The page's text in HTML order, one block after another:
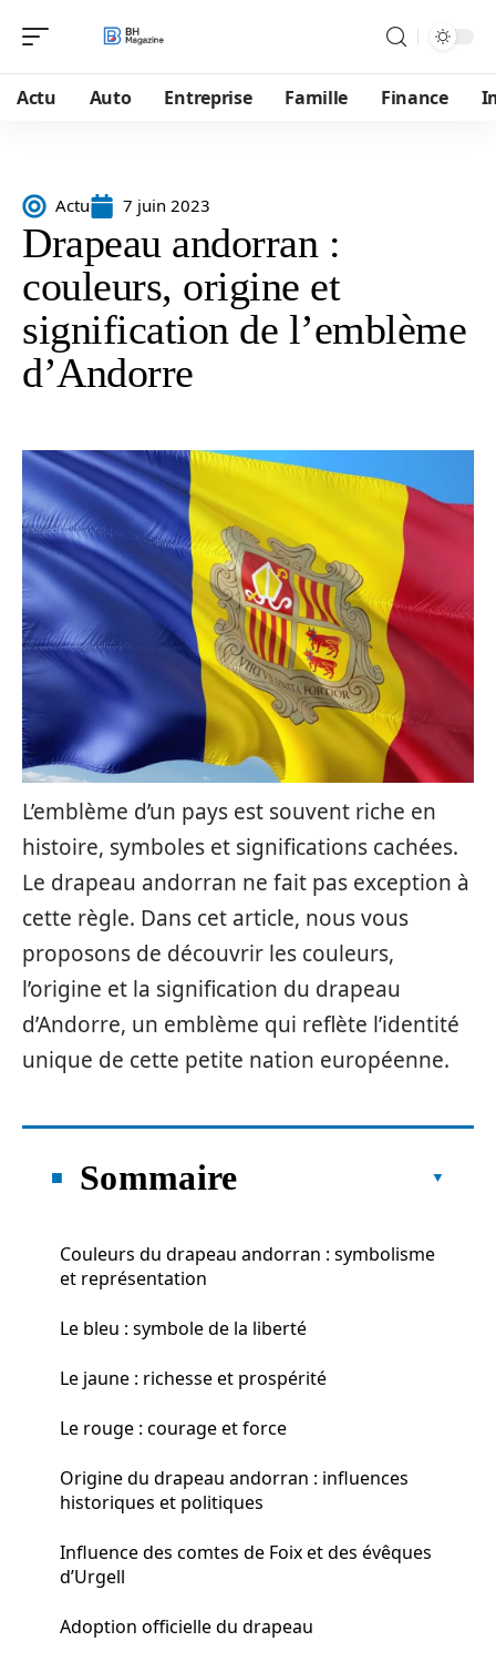
Actu Auto Entreprise Famille Finance
Actu 7 juin 2023
Drapeau andorran :
couleurs, origine et
signification de l’emblème
d’Andorre
L’emblème d’un pays est souvent riche en
histoire, symboles et significations cachées.
Le drapeau andorran ne fait pas exception à
cette règle. Dans cet article, nous vous
proposons de découvrir les couleurs,
l’origine et la signification du drapeau
d’Andorre, un emblème qui reflète l’identité
unique de cette petite nation européenne.
Sommaire
Couleurs du drapeau andorran : symbolisme
et représentation
Le bleu : symbole de la liberté
Le jaune : richesse et prospérité
Le rouge : courage et force
Origine du drapeau andorran : influences
historiques et politiques
Influence des comtes de Foix et des évêques
d’Urgell
Adoption officielle du drapeau